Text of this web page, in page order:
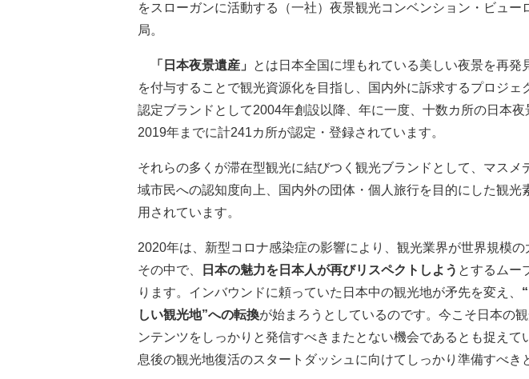
をスローガンに活動する（一社）夜景観光コンベンション・ビュー
局。
「日本夜景遺産」
とは日本全国に埋もれている美しい夜景を再発
を付与することで観光資源化を目指し、国内外に訴求するプロジェ
認定ブランドとして2004年創設以降、年に一度、十数カ所の日本夜
2019年までに計241カ所が認定・登録されています。
それらの多くが滞在型観光に結びつく観光ブランドとして、マスメ
域市民への認知度向上、国内外の団体・個人旅行を目的にした観光
用されています。
2020年は、新型コロナ感染症の影響により、観光業界が世界規模の
その中で、
日本の魅力を日本人が再びリスペクトしよう とするムー
ります。インバウンドに頼っていた日本中の観光地が矛先を変え、
しい観光地”への転換が始まろうとしているのです。今こそ日本の
ンテンツをしっかりと発信すべきまたとない機会であるとも捉えて
息後の観光地復活のスタートダッシュに向けてしっかり準備すべき